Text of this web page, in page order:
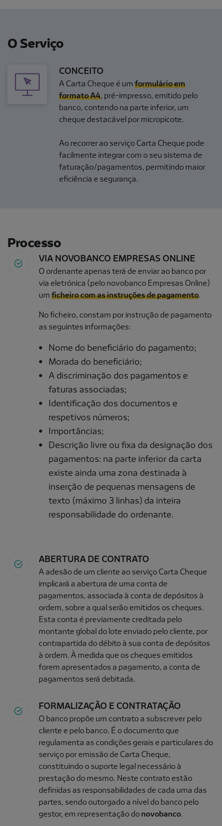
O Serviço
CONCEITO
A Carta Cheque é um formulário em
formato A4, pré-impresso, emitido pelo
banco, contendo na parte inferior, um
cheque destacável por micropicote.
Ao recorrer ao serviço Carta Cheque pode
facilmente integrar com o seu sistema de
faturação/pagamentos, permitindo maior
eficiência e segurança.
Processo
VIA NOVOBANCO EMPRESAS ONLINE
O ordenante apenas terá de enviar ao banco por
via eletrónica (pelo novobanco Empresas Online)
um ficheiro com as instruções de pagamento.
No ficheiro, constam por instrução de pagamento
as seguintes informações:
Nome do beneficiário do pagamento;
Morada do beneficiário;
A discriminação dos pagamentos e
faturas associadas;
Identificação dos documentos e
respetivos números;
Importâncias;
Descrição livre ou fixa da designação dos
pagamentos: na parte inferior da carta
existe ainda uma zona destinada à
inserção de pequenas mensagens de
texto (máximo 3 linhas) da inteira
responsabilidade do ordenante.
ABERTURA DE CONTRATO
A adesão de um cliente ao serviço Carta Cheque
implicará a abertura de uma conta de
pagamentos, associada à conta de depósitos à
ordem, sobre a qual serão emitidos os cheques.
Esta conta é previamente creditada pelo
montante global do lote enviado pelo cliente, por
contrapartida do débito à sua conta de depósitos
à ordem. À medida que os cheques emitidos
forem apresentados a pagamento, a conta de
pagamentos será debitada.
FORMALIZAÇÃO E CONTRATAÇÃO
O banco propõe um contrato a subscrever pelo
cliente e pelo banco. É o documento que
regulamenta as condições gerais e particulares do
serviço por emissão de Carta Cheque,
constituindo o suporte legal necessário à
prestação do mesmo. Neste contrato estão
definidas as responsabilidades de cada uma das
partes, sendo outorgado a nível do banco pelo
gestor, em representação do novobanco.